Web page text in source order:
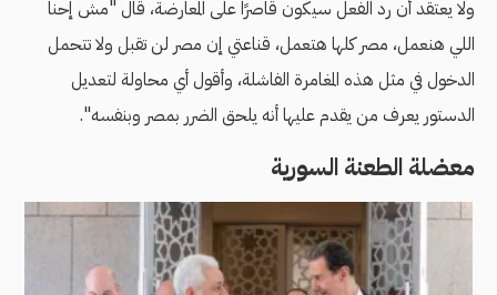
ولا يعتقد أن رد الفعل سيكون قاصرًا على المعارضة، قال "مش إحنا
اللي هنعمل، مصر كلها هتعمل، قناعتي إن مصر لن تقبل ولا تتحمل
الدخول في مثل هذه المغامرة الفاشلة، وأقول أي محاولة لتعديل
الدستور يعرف من يقدم عليها أنه يلحق الضرر بمصر وبنفسه".
معضلة الطعنة السورية